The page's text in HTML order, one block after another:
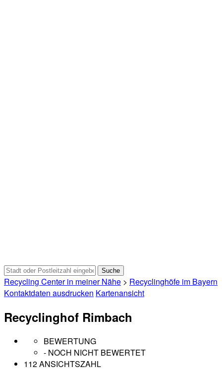
Recycling Center in meiner Nähe > Recyclinghöfe im Bayern
Kontaktdaten ausdrucken Kartenansicht
Recyclinghof Rimbach
BEWERTUNG
- NOCH NICHT BEWERTET
112 ANSICHTSZAHL